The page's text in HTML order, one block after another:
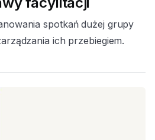
spotkań dużej grupy
ich przebiegiem.